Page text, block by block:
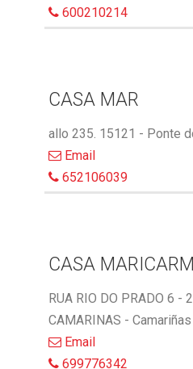
600210214
CASA MAR
allo 235. 15121 - Ponte
Email
652106039
CASA
RUA RIO DO PRADO 6 -
CAMARINAS - Camariñas
Email
699776342